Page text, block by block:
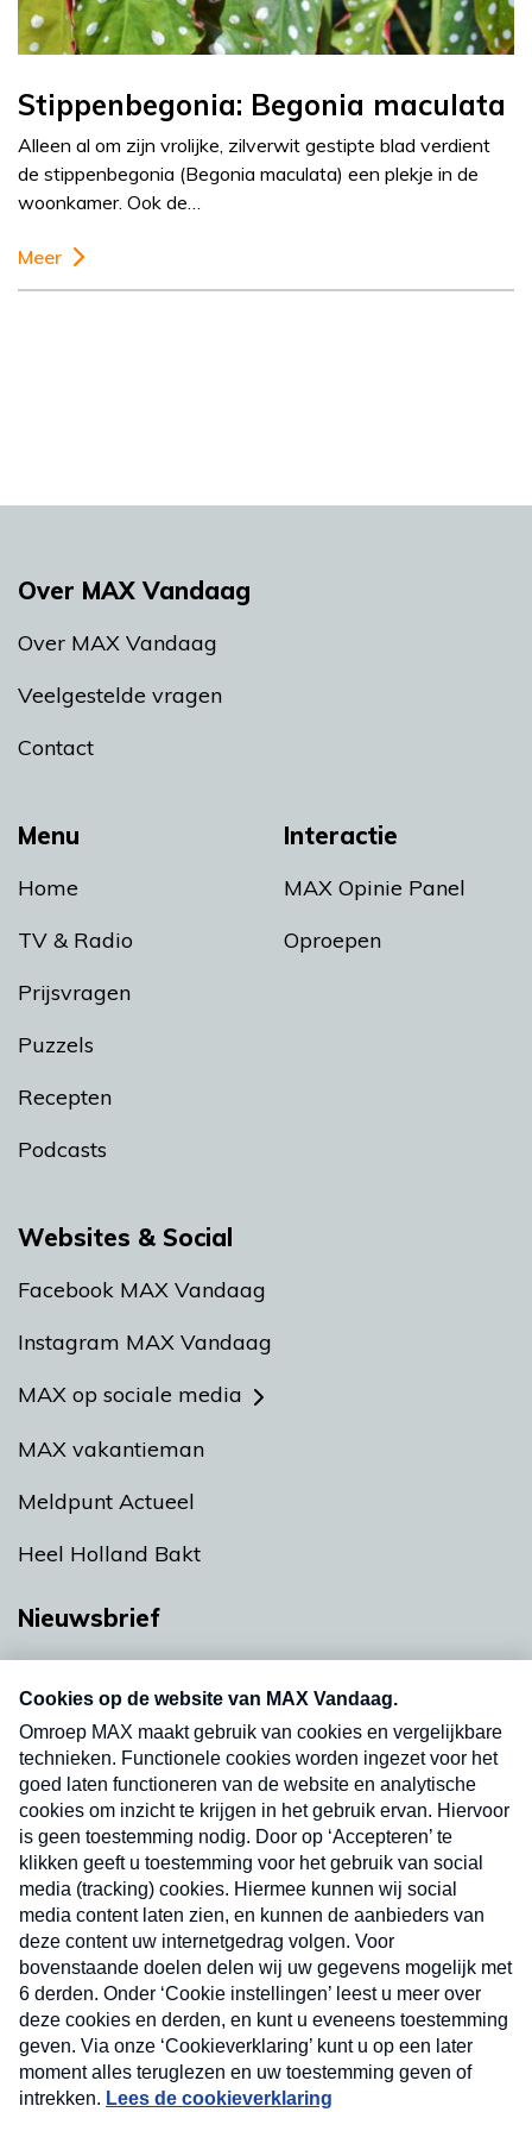
Stippenbegonia: Begonia maculata
Alleen al om zijn vrolijke, zilverwit gestipte blad verdient
de stippenbegonia (Begonia maculata) een plekje in de
woonkamer. Ook de…
Meer
Menu
Home
TV & Radio
Prijsvragen
Puzzels
Recepten
Podcasts
Interactie
MAX Opinie Panel
Oproepen
Over MAX Vandaag
Over MAX Vandaag
Veelgestelde vragen
Contact
Websites & Social
Facebook MAX Vandaag
Instagram MAX Vandaag
MAX op sociale media
MAX vakantieman
Meldpunt Actueel
Heel Holland Bakt
Nieuwsbrief
Neem hier een gratis abonnement op onze
nieuwsbrief. Elke vrijdag- en dinsdagochtend in
uw mailbox.
Verzend
Nieuwsbrief
Neem hier een gratis abonnement op onze
nieuwsbrief. Elke vrijdag- en dinsdagochtend in uw